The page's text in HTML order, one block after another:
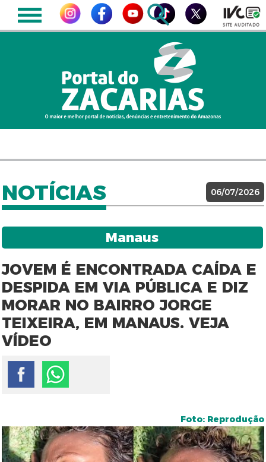
NOTÍCIAS 06/07/2026
Manaus
JOVEM É ENCONTRADA CAÍDA E
DESPIDA EM VIA PÚBLICA E DIZ
MORAR NO BAIRRO JORGE
TEIXEIRA, EM MANAUS. VEJA
VÍDEO
Foto: Reprodução